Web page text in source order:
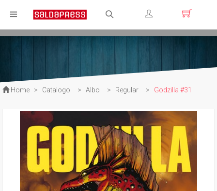
Registrati
Home > Catalogo > Albo > Regular > Godzilla #31